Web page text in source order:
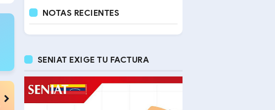
NOTAS RECIENTES
SENIAT EXIGE TU FACTURA